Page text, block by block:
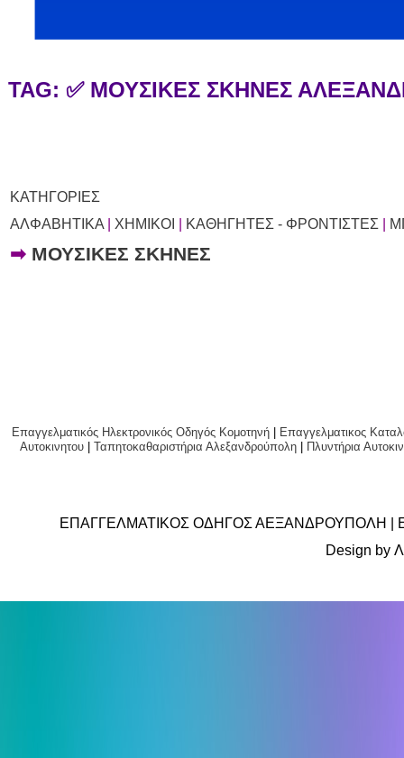
TAG: ✅ ΜΟΥΣΙΚΕΣ ΣΚΗΝΕΣ
ΚΑΤΗΓΟΡΙΕΣ
ΑΛΦΑΒΗΤΙΚΑ
ΧΗΜΙΚΟΙ ΚΑΘΗΓΗΤΕΣ - ΦΡΟΝΤΙΣΤΕΣ
➡ ΜΟΥΣΙΚΕΣ ΣΚΗΝΕΣ
ΕΠΑΓΓΕΛΜΑΤΙΚΟΣ ΟΔΗΓΟΣ ΑΕΞΑΝΔΡΟΥΠΟΛΗ
Design by
Επαγγελματικός Ηλεκτρονικός Οδηγός Κομοτηνή
Επαγγελματικος
Αυτοκινητου |Ταπητοκαθαριστήρια Αλεξανδρούπολη Πλυντήρια